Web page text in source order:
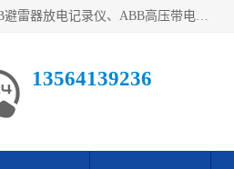
目前我们经销的优势产品主要如下：德国STOBER斯德博、伺服驱动器、电机、减速机、ABB避雷器放电记录仪、ABB高压带电指示器、模拟指示器、柜用照明灯、风机控制器、日本SSS阀门定位器；德国NORD诺德、德国SEW、ITT压力开关、ROSS、伦茨、WEST、ATOS、派克、SSS、三菱、 EVCO、 尤尼帕斯、日本三桥、三菱、威格士、KEB科比等等，品牌众多，无法一一列举！详情来电咨询
13564139236